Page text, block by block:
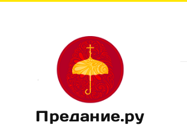
Предание.ру